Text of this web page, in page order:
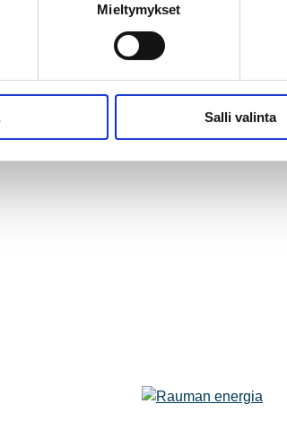
Mieltymykset
Salli valinta